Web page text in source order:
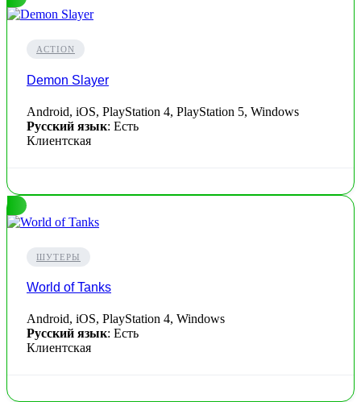
ACTION
Demon Slayer
Android, iOS, PlayStation 4, PlayStation 5, Windows
Русский язык: Есть
Клиентская
ШУТЕРЫ
World of Tanks
Android, iOS, PlayStation 4, Windows
Русский язык: Есть
Клиентская